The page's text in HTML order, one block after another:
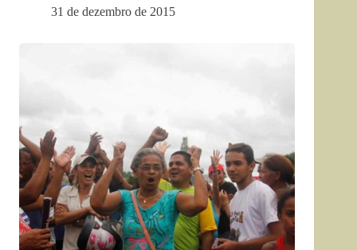
31 de dezembro de 2015